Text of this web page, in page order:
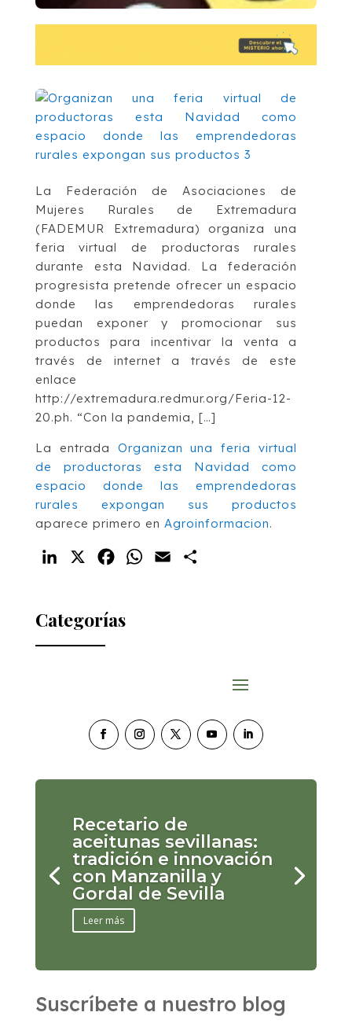
La Federación de Asociaciones de
Mujeres Rurales de Extremadura
(FADEMUR Extremadura) organiza una
feria virtual de productoras rurales
durante esta Navidad. La federación
progresista pretende ofrecer un espacio
donde las emprendedoras rurales
puedan exponer y promocionar sus
productos para incentivar la venta a
través de internet a través de este
enlace
http://extremadura.redmur.org/Feria-12-
20.ph. “Con la pandemia, […]
La entrada Organizan una feria virtual
de productoras esta Navidad como
espacio donde las emprendedoras
rurales expongan sus productos
aparece primero en Agroinformacion.
LinkedIn FacebookWhatsApp
Email
Categorías
Recetario de
aceitunas sevillanas:
tradición e innovación
con Manzanilla y
Gordal de Sevilla
Leer más
Suscríbete a nuestro blog